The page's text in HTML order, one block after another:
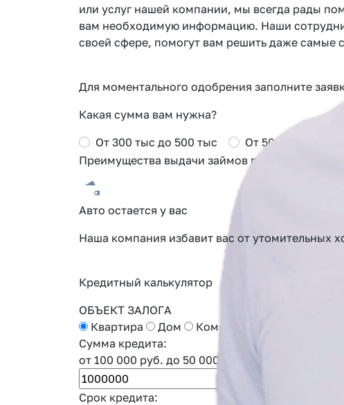
или услуг нашей компании, мы всегда рады
вам необходимую информацию. Наши
своей сфере, помогут вам решить даже самые
Для моментального одобрения заполните
Какая сумма вам нужна?
От 300 тыс до 500 тыс
От 500 тыс до 900
Преимущества выдачи займов под залог авто и
Авто остается у вас
Наша компания избавит вас от утомительных
Кредитный калькулятор
ОБЪЕКТ ЗАЛОГА
Квартира
Дом
Коммерческая
Сумма кредита:
от 100 000 руб. до 50 000 000 руб.
Срок кредита: